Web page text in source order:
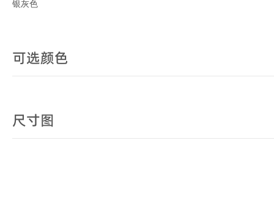
银灰色
可选颜色
尺寸图